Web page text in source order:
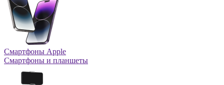
Смартфоны Apple
Смартфоны и планшеты